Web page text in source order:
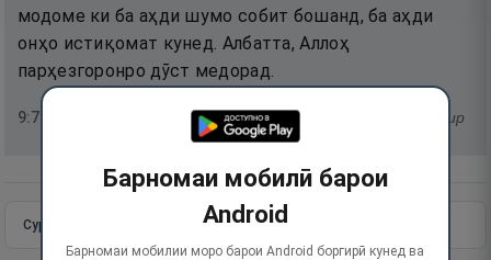
модоме ки ба аҳди шумо собит бошанд, ба аҳди
онҳо истиқомат кунед. Албатта, Аллоҳ
парҳезгоронро дӯст медорад.
9:7 тафсир
Сураи пурра Идома додан
Барномаи мобилӣ барои
Android
Барномаи мобилии моро барои Android боргирӣ кунед ва